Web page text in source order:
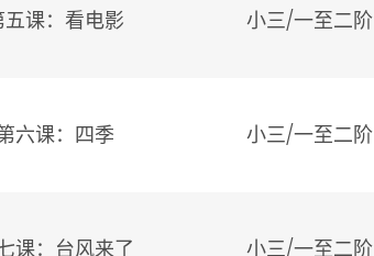
课：看电影 小三/一至二阶
六课：四季 小三/一至二阶
课：台风来了 小三/一至二阶